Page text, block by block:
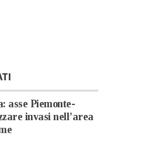
asse Piemonte-
invasi nell’area